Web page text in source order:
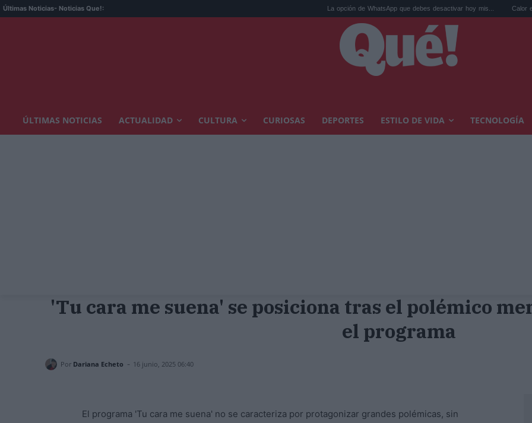
Últimas Noticias- Noticias Que!: La opción de WhatsApp que debes desactivar hoy mis... Calor extremo y
ÚLTIMAS NOTICIAS ACTUALIDAD CULTURA CURIOSAS DEPORTES ESTILO DE VIDA TECNOLOGÍA
'Tu cara me suena' se posiciona tras el polémico
el programa
Por Dariana Echeto - 16 junio, 2025 06:40
El programa 'Tu cara me suena' no se caracteriza por protagonizar grandes polémicas, sin